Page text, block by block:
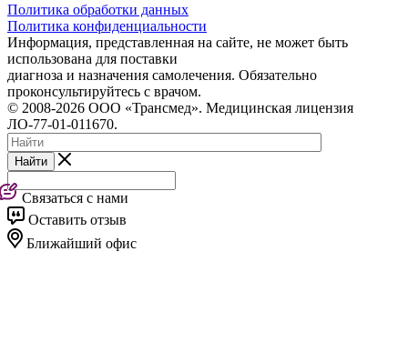
Политика обработки данных
Политика конфиденциальности
Информация, представленная на сайте, не может быть
использована для поставки
диагноза и назначения самолечения. Обязательно
проконсультируйтесь с врачом.
© 2008-2026 ООО «Трансмед». Медицинская лицензия
ЛО-77-01-011670.
Найти
Связаться с нами
Оставить отзыв
Ближайший офис